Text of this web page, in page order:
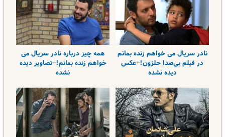
نادر سریال می خواهم زنده بمانم
در فیلم بی‌صدا حلزون!+عکس
دیده نشده
همه چیز درباره نادر سریال می
خواهم زنده بمانم!+تصاویر دیده
نشده